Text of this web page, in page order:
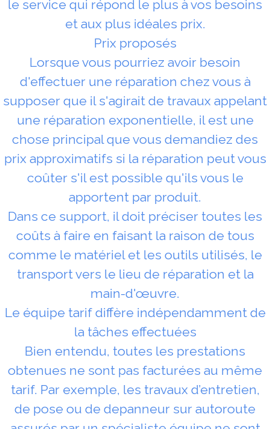
le service qui répond le plus à vos besoins
et aux plus idéales prix.
Prix proposés
Lorsque vous pourriez avoir besoin
d'effectuer une réparation chez vous à
supposer que il s'agirait de travaux appelant
une réparation exponentielle, il est une
chose principal que vous demandiez des
prix approximatifs si la réparation peut vous
coûter s'il est possible qu'ils vous le
apportent par produit.
Dans ce support, il doit préciser toutes les
coûts à faire en faisant la raison de tous
comme le matériel et les outils utilisés, le
transport vers le lieu de réparation et la
main-d'œuvre.
Le équipe tarif diffère indépendamment de
la tâches effectuées
Bien entendu, toutes les prestations
obtenues ne sont pas facturées au même
tarif. Par exemple, les travaux d’entretien,
de pose ou de depanneur sur autoroute